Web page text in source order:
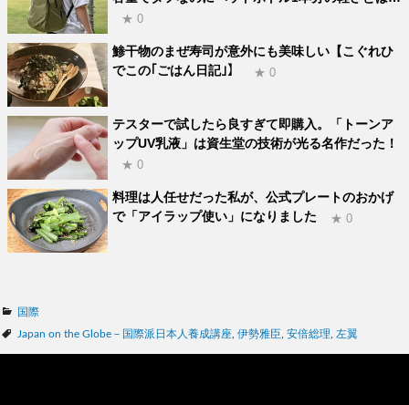
★ 0
鯵干物のまぜ寿司が意外にも美味しい【こぐれひ
でこの｢ごはん日記｣】
★ 0
テスターで試したら良すぎて即購入。「トーンア
ップUV乳液」は資生堂の技術が光る名作だった！
★ 0
料理は人任せだった私が、公式プレートのおかげ
で「アイラップ使い」になりました
★ 0
カ
テ
国際
タ
Japan on the Globe－国際派日本人養成講座 伊勢雅臣 安倍総理 左翼